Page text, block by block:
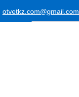
otvetkz.com@gmail.com